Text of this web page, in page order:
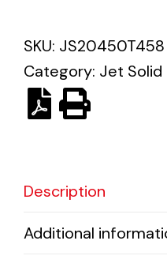
Variedad de soluciones
SKU: JS20450T458
Category: Jet Solid
Description
Additional